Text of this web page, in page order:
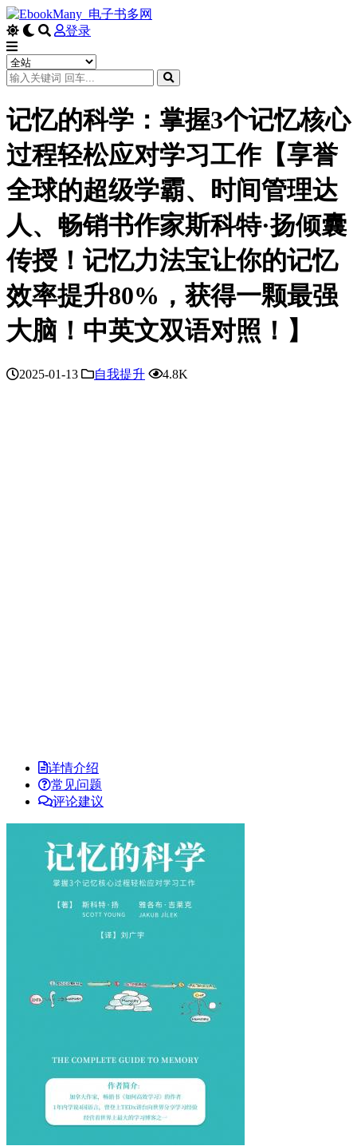
登录
记忆的科学：掌握3个记忆核心
过程轻松应对学习工作【享誉
全球的超级学霸、时间管理达
人、畅销书作家斯科特·扬倾囊
传授！记忆力法宝让你的记忆
效率提升80%，获得一颗最强
大脑！中英文双语对照！】
2025-01-13 自我提升 4.8K
详情介绍
常见问题
评论建议